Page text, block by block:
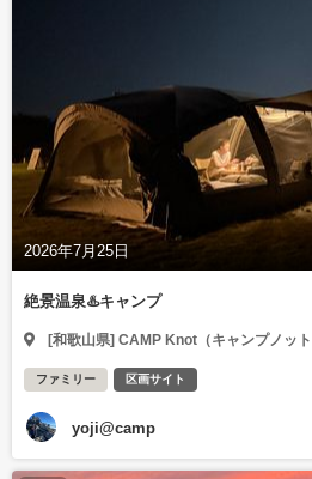
2026年7月25日
絶景温泉♨️キャンプ
[和歌山県] CAMP Knot（キャンプノット
ファミリー 区画サイト
yoji@camp